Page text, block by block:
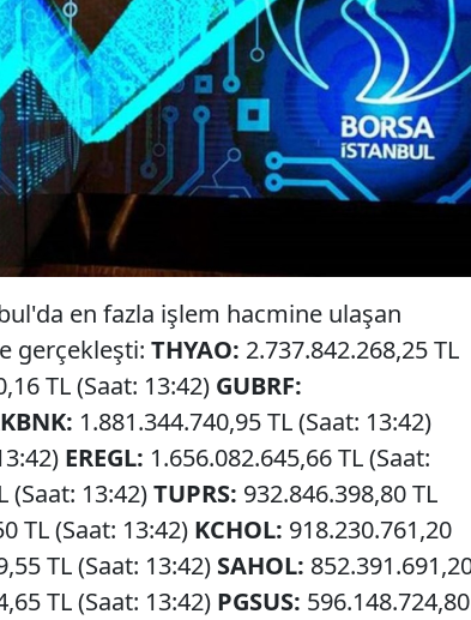
en fazla işlem hacmine ulaşan
gerçekleşti: THYAO: 2.737.842.268,25 TL
TL (Saat: 13:42) GUBRF:
1.881.344.740,95 TL (Saat: 13:42)
EREGL: 1.656.082.645,66 TL (Saat:
(Saat: 13:42)TUPRS: 932.846.398,80 TL
TL (Saat: 13:42) KCHOL: 918.230.761,20
TL (Saat: 13:42) SAHOL:
TL (Saat: 13:42) PGSUS: 596.148.724,80